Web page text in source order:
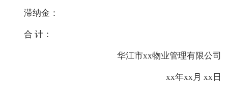
滞纳金：
合 计：
华江市xx物业管理有限公司
xx年xx月 xx日